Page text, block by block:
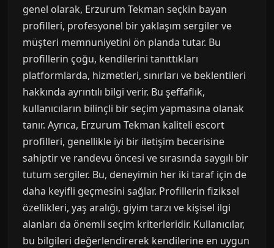
genel olarak, Erzurum Tekman seçkin bayan
profilleri, profesyonel bir yaklaşım sergiler ve
müşteri memnuniyetini ön planda tutar. Bu
profillerin çoğu, kendilerini tanıttıkları
platformlarda, hizmetleri, sınırları ve beklentileri
hakkında ayrıntılı bilgi verir. Bu şeffaflık,
kullanıcıların bilinçli bir seçim yapmasına olanak
tanır. Ayrıca, Erzurum Tekman kaliteli escort
profilleri, genellikle iyi bir iletişim becerisine
sahiptir ve randevu öncesi ve sırasında saygılı bir
tutum sergiler. Bu, deneyimin her iki taraf için de
daha keyifli geçmesini sağlar. Profillerin fiziksel
özellikleri, yaş aralığı, giyim tarzı ve kişisel ilgi
alanları da önemli seçim kriterleridir. Kullanıcılar,
bu bilgileri değerlendirerek kendilerine en uygun